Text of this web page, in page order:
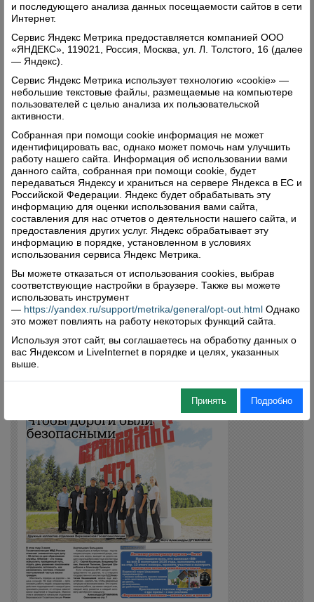
и последующего анализа данных посещаемости сайтов в сети
Интернет.
Сервис Яндекс Метрика предоставляется компанией ООО
«ЯНДЕКС», 119021, Россия, Москва, ул. Л. Толстого, 16 (далее
— Яндекс).
Сервис Яндекс Метрика использует технологию «cookie» —
небольшие текстовые файлы, размещаемые на компьютере
пользователей с целью анализа их пользовательской
активности.
Собранная при помощи cookie информация не может
идентифицировать вас, однако может помочь нам улучшить
работу нашего сайта. Информация об использовании вами
данного сайта, собранная при помощи cookie, будет
передаваться Яндексу и храниться на сервере Яндекса в ЕС и
Российской Федерации. Яндекс будет обрабатывать эту
информацию для оценки использования вами сайта,
составления для нас отчетов о деятельности нашего сайта, и
предоставления других услуг. Яндекс обрабатывает эту
информацию в порядке, установленном в условиях
использования сервиса Яндекс Метрика.
Вы можете отказаться от использования cookies, выбрав
соответствующие настройки в браузере. Также вы можете
использовать инструмент
— https://yandex.ru/support/metrika/general/opt-out.html Однако
это может повлиять на работу некоторых функций сайта.
Используя этот сайт, вы соглашаетесь на обработку данных о
вас Яндексом и LiveInternet в порядке и целях, указанных
выше.
Принять Подробно